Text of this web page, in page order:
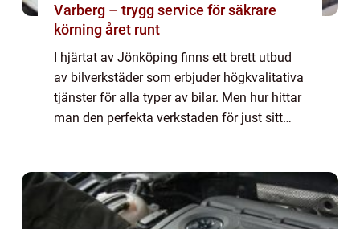
Varberg – trygg service för säkrare
körning året runt
I hjärtat av Jönköping finns ett brett utbud
av bilverkstäder som erbjuder högkvalitativa
tjänster för alla typer av bilar. Men hur hittar
man den perfekta verkstaden för just sitt